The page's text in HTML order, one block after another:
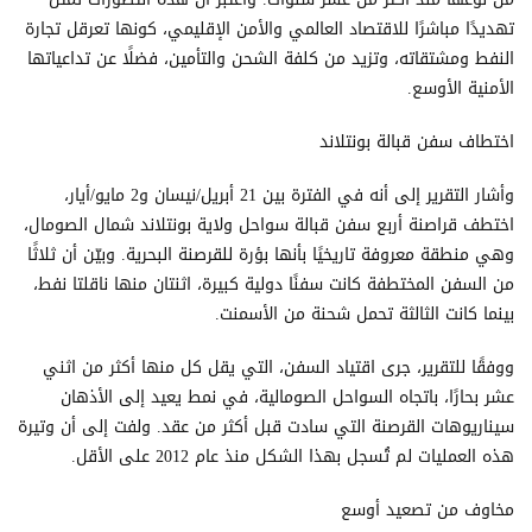
تهديدًا مباشرًا للاقتصاد العالمي والأمن الإقليمي، كونها تعرقل تجارة
النفط ومشتقاته، وتزيد من كلفة الشحن والتأمين، فضلًا عن تداعياتها
الأمنية الأوسع.
اختطاف سفن قبالة بونتلاند
وأشار التقرير إلى أنه في الفترة بين 21 أبريل/نيسان و2 مايو/أيار،
اختطف قراصنة أربع سفن قبالة سواحل ولاية بونتلاند شمال الصومال،
وهي منطقة معروفة تاريخيًا بأنها بؤرة للقرصنة البحرية. وبيّن أن ثلاثًا
من السفن المختطفة كانت سفنًا دولية كبيرة، اثنتان منها ناقلتا نفط،
بينما كانت الثالثة تحمل شحنة من الأسمنت.
ووفقًا للتقرير، جرى اقتياد السفن، التي يقل كل منها أكثر من اثني
عشر بحارًا، باتجاه السواحل الصومالية، في نمط يعيد إلى الأذهان
سيناريوهات القرصنة التي سادت قبل أكثر من عقد. ولفت إلى أن وتيرة
هذه العمليات لم تُسجل بهذا الشكل منذ عام 2012 على الأقل.
مخاوف من تصعيد أوسع